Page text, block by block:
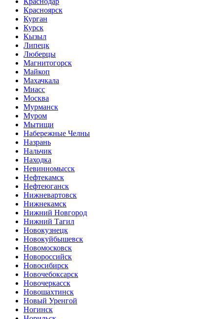
Красноярск
Курган
Курск
Кызыл
Липецк
Люберцы
Магнитогорск
Майкоп
Махачкала
Миасс
Москва
Мурманск
Муром
Мытищи
Набережные Челны
Назрань
Нальчик
Находка
Невинномысск
Нефтекамск
Нефтеюганск
Нижневартовск
Нижнекамск
Нижний Новгород
Нижний Тагил
Новокузнецк
Новокуйбышевск
Новомосковск
Новороссийск
Новосибирск
Новочебоксарск
Новочеркасск
Новошахтинск
Новый Уренгой
Ногинск